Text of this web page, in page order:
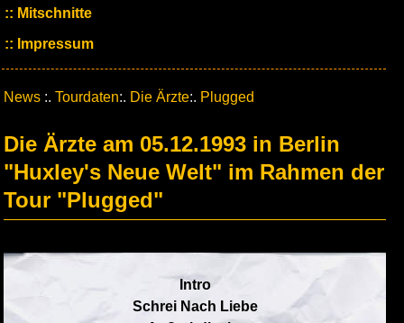
Mitschnitte
Impressum
News :. Tourdaten:. Die Ärzte:. Plugged
Die Ärzte am 05.12.1993 in Berlin
"Huxley's Neue Welt" im Rahmen der
Tour "Plugged"
Intro
Schrei Nach Liebe